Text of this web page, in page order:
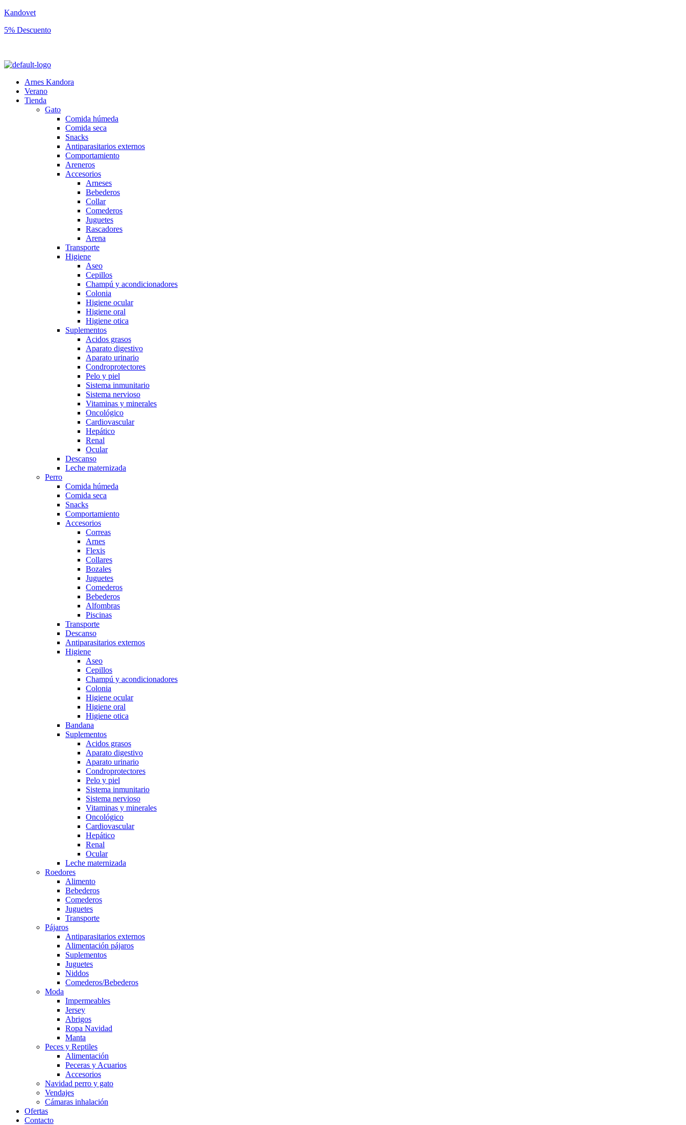
Kandovet
5% Descuento
Arnes Kandora
Verano
Tienda
Gato
Comida húmeda
Comida seca
Snacks
Antiparasitarios externos
Comportamiento
Areneros
Accesorios
Arneses
Bebederos
Collar
Comederos
Juguetes
Rascadores
Arena
Transporte
Higiene
Aseo
Cepillos
Champú y acondicionadores
Colonia
Higiene ocular
Higiene oral
Higiene otica
Suplementos
Acidos grasos
Aparato digestivo
Aparato urinario
Condroprotectores
Pelo y piel
Sistema inmunitario
Sistema nervioso
Vitaminas y minerales
Oncológico
Cardiovascular
Hepático
Renal
Ocular
Descanso
Leche maternizada
Perro
Comida húmeda
Comida seca
Snacks
Comportamiento
Accesorios
Correas
Arnes
Flexis
Collares
Bozales
Juguetes
Comederos
Bebederos
Alfombras
Piscinas
Transporte
Descanso
Antiparasitarios externos
Higiene
Aseo
Cepillos
Champú y acondicionadores
Colonia
Higiene ocular
Higiene oral
Higiene otica
Bandana
Suplementos
Acidos grasos
Aparato digestivo
Aparato urinario
Condroprotectores
Pelo y piel
Sistema inmunitario
Sistema nervioso
Vitaminas y minerales
Oncológico
Cardiovascular
Hepático
Renal
Ocular
Leche maternizada
Roedores
Alimento
Bebederos
Comederos
Juguetes
Transporte
Pájaros
Antiparasitarios externos
Alimentación pájaros
Suplementos
Juguetes
Niddos
Comederos/Bebederos
Moda
Impermeables
Jersey
Abrigos
Ropa Navidad
Manta
Peces y Reptiles
Alimentación
Peceras y Acuarios
Accesorios
Navidad perro y gato
Vendajes
Cámaras inhalación
Ofertas
Contacto